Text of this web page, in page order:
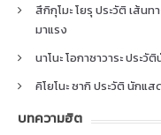
สึกิกุโมะ โยรุ ประวัติ เส้น
มาแรง
นาโนะ โอกาซาวาระ ประ
คิโยโนะ ซากิ ประวัติ นัก
บทความฮิต